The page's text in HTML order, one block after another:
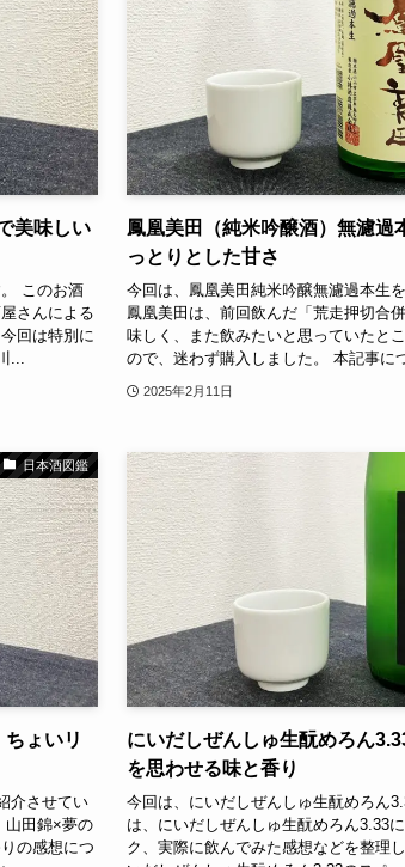
美味しい
このお酒
さんによる
回は特別に
...
鳳凰美田（純米吟醸酒）無濾過
っとりとした甘さ
今回は、鳳凰美田純米吟醸無濾過本生
鳳凰美田は、前回飲んだ「荒走押切合
味しく、また飲みたいと思っていたと
ので、迷わず購入しました。 本記事に
2025年2月11日
日本酒図鑑
ょいリ
介させてい
山田錦×夢の
の感想につ
にいだしぜんしゅ生酛めろん
を思わせる味と香り
今回は、にいだしぜんしゅ生酛めろん
は、にいだしぜんしゅ生酛めろん3.33
ク、実際に飲んでみた感想などを整理